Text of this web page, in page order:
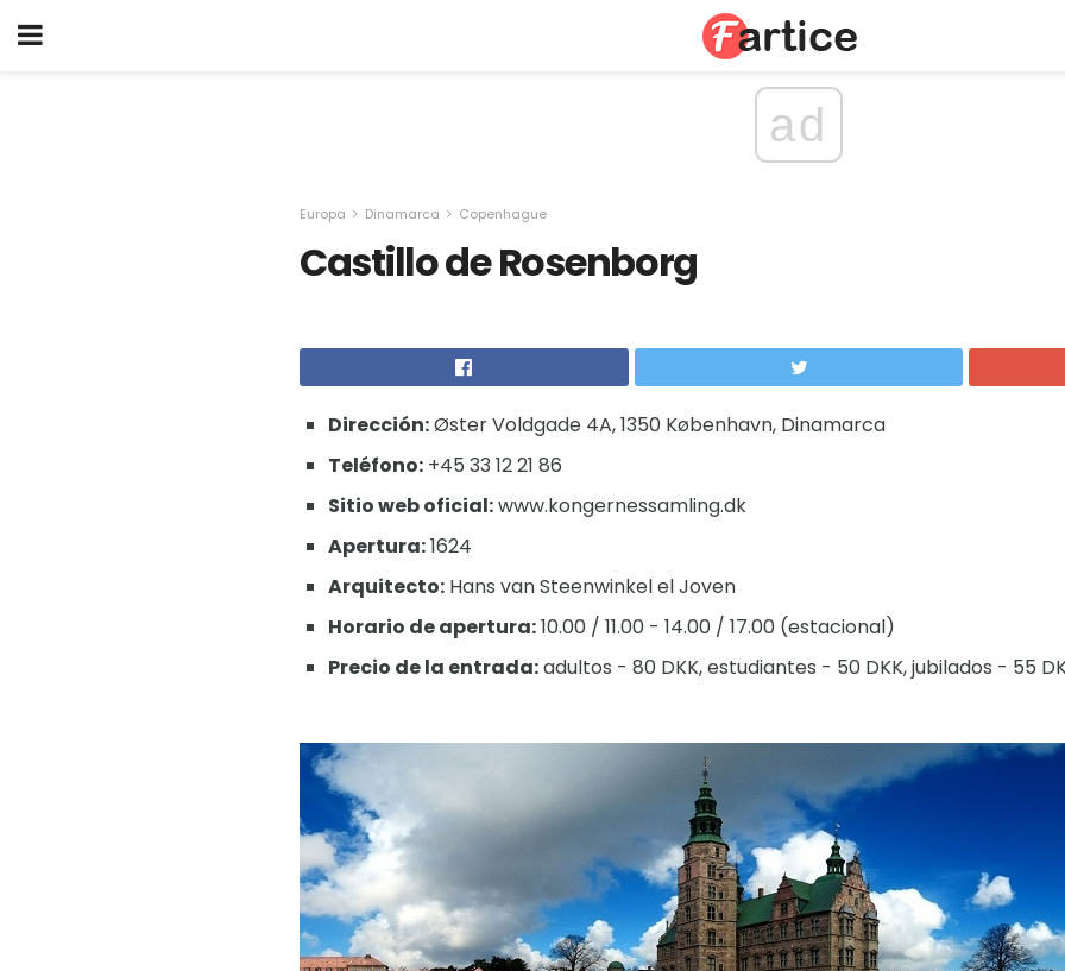
ad
Europa Dinamarca Copenhague
Castillo de Rosenborg
Dirección:Øster Voldgade 4A, 1350 København, Dinamarca
Teléfono: +45 33 12 21 86
Sitio web oficial:www.kongernessamling.dk
Apertura:1624
Arquitecto: Hans van Steenwinkel el Joven
Horario de apertura:10.00 / 11.00 - 14.00 / 17.00 (estacional)
Precio de la entrada:adultos - 80 DKK, estudiantes - 50 DKK, jubilados - 55